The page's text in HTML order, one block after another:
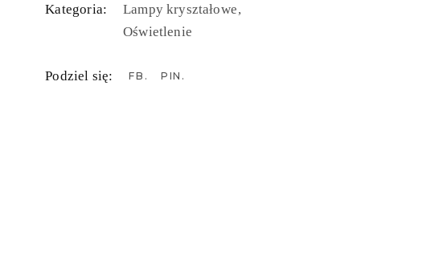
Kategoria:
Lampy kryształowe
Oświetlenie
Podziel się: FB PIN